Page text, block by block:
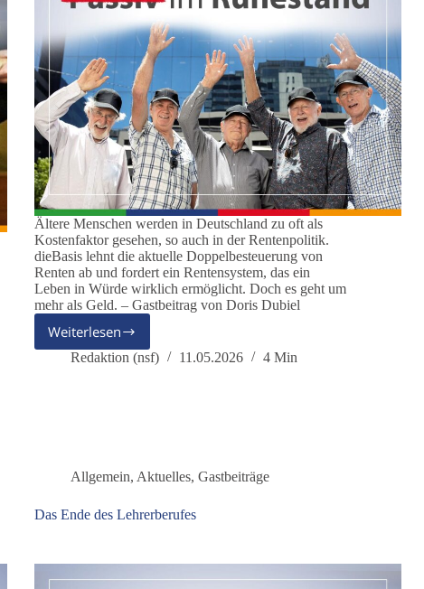
Ältere Menschen werden in Deutschland zu oft als
Kostenfaktor gesehen, so auch in der Rentenpolitik.
dieBasis lehnt die aktuelle Doppelbesteuerung von
Renten ab und fordert ein Rentensystem, das ein
Leben in Würde wirklich ermöglicht. Doch es geht um
mehr als Geld. – Gastbeitrag von Doris Dubiel
WeiterlesenRuhestand
ist
Stärke
Gesellschaft
Redaktion (nsf) 11.05.2026 4 Min
Allgemein, Aktuelles,Gastbeiträge
Das Ende des Lehrerberufes